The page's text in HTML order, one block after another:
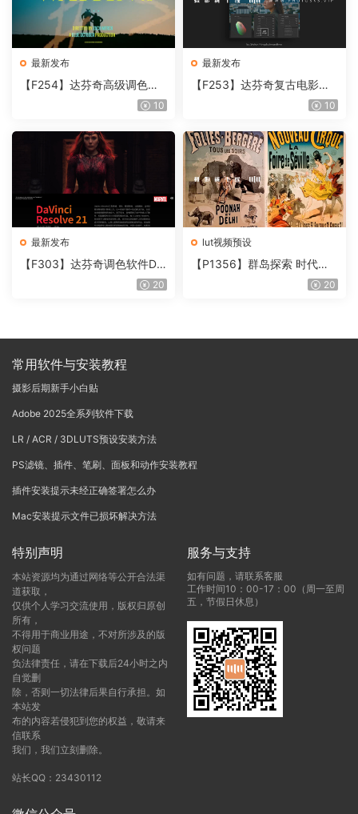
最新发布
【F254】达芬奇高级调色插
件 Contour V2.2.2 WinMac10
最新发布
【F253】达芬奇复古电影胶
片质感DCTL节点调色预设 M
T V4.0
10
最新发布
【F303】达芬奇调色软件Da
Vinci Resolve Studio21.0.320
lut视频预设
【P1356】群岛探索 时代马
戏团 – QUEST 60 调色预设A
20
常用软件与安装教程
摄影后期新手小白贴
Adobe 2025全系列软件下载
LR / ACR / 3DLUTS预设安装方法
PS滤镜、插件、笔刷、面板和动作安装教程
插件安装提示未经正确签署怎么办
Mac安装提示文件已损坏解决方法
特别声明
本站资源均为通过网络等公开合法渠
道获取，
仅供个人学习交流使用，版权归原创
所有，
不得用于商业用途，不对所涉及的版
权问题
负法律责任，请在下载后24小时之内
自觉删
除，否则一切法律后果自行承担。如
本站发
布的内容若侵犯到您的权益，敬请来
信联系
我们，我们立刻删除。
站长QQ：23430112
服务与支持
如有问题，请联系客服
工作时间10：00-17：00（周一至周
五，节假日休息）